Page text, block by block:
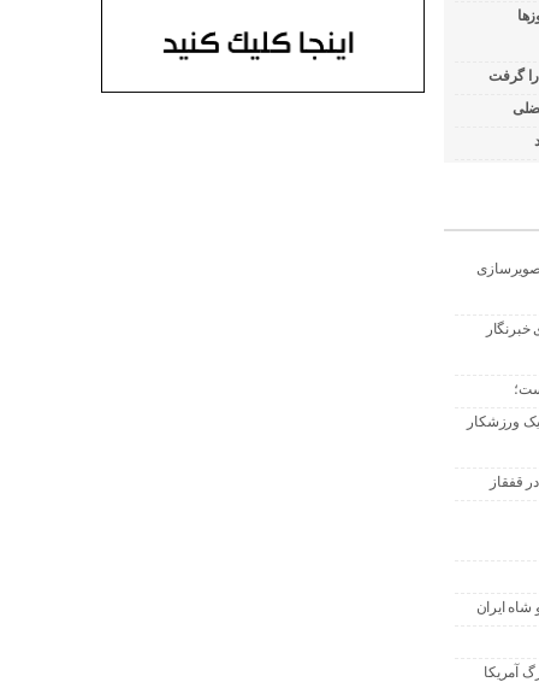
را گرفت
یک ورزشکار
قفقاز
ایران
آمریکا